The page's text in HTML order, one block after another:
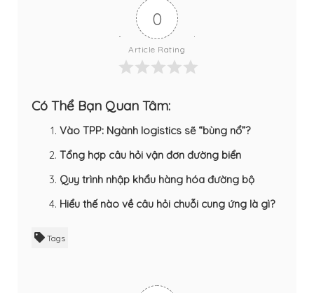
0
Article Rating
Có Thể Bạn Quan Tâm:
Vào TPP: Ngành logistics sẽ “bùng nổ”?
Tổng hợp câu hỏi vận đơn đường biển
Quy trình nhập khẩu hàng hóa đường bộ
Hiểu thế nào về câu hỏi chuỗi cung ứng là gì?
Tags